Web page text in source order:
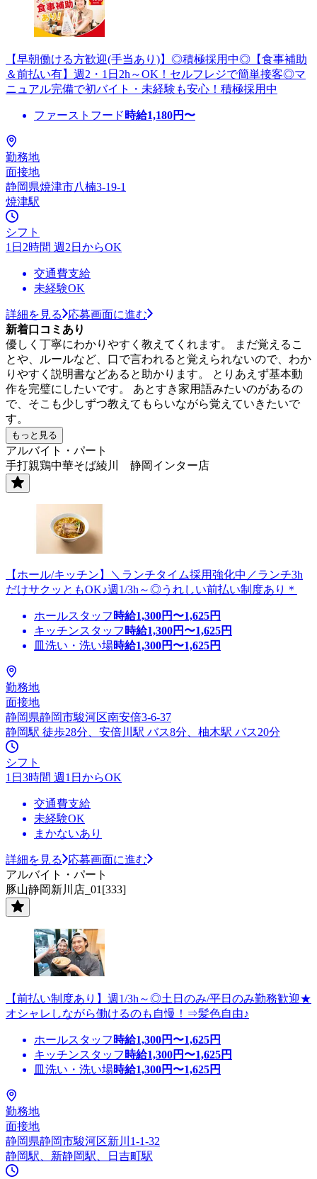
【早朝働ける方歓迎(手当あり)】◎積極採用中◎【食事補助
＆前払い有】週2・1日2h～OK！セルフレジで簡単接客◎マ
ニュアル完備で初バイト・未経験も安心！積極採用中
ファーストフード 時給1,180円〜
勤務地
面接地
静岡県焼津市八楠3-19-1
焼津駅
シフト
1日2時間 週2日からOK
交通費支給
未経験OK
詳細を見る
応募画面に進む
新着口コミあり
優しく丁寧にわかりやすく教えてくれます。 まだ覚えるこ
とや、ルールなど、口で言われると覚えられないので、わか
りやすく説明書などあると助かります。 とりあえず基本動
作を完璧にしたいです。 あとすき家用語みたいのがあるの
で、そこも少しずつ教えてもらいながら覚えていきたいで
す。
もっと見る
アルバイト・パート
手打親鶏中華そば綾川 静岡インター店
【ホール/キッチン】＼ランチタイム採用強化中／ランチ3h
だけサクッともOK♪週1/3h～◎うれしい前払い制度あり＊
ホールスタッフ 時給1,300円〜1,625円
キッチンスタッフ 時給1,300円〜1,625円
皿洗い・洗い場時給1,300円〜1,625円
勤務地
面接地
静岡県静岡市駿河区南安倍3-6-37
静岡駅 徒歩28分、安倍川駅 バス8分、柚木駅 バス20分
シフト
1日3時間 週1日からOK
交通費支給
未経験OK
まかないあり
詳細を見る
応募画面に進む
アルバイト・パート
豚山静岡新川店_01[333]
【前払い制度あり】週1/3h～◎土日のみ/平日のみ勤務歓迎★
オシャレしながら働けるのも自慢！⇒髪色自由♪
ホールスタッフ 時給1,300円〜1,625円
キッチンスタッフ 時給1,300円〜1,625円
皿洗い・洗い場時給1,300円〜1,625円
勤務地
面接地
静岡県静岡市駿河区新川1-1-32
静岡駅、新静岡駅、日吉町駅